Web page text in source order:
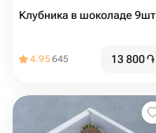
Клубника в шоколаде 9шт
4.95645 13 800֏